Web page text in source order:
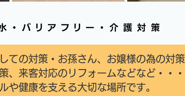
ての対策・お孫さん、お嬢様の為の対策
、来客対応のリフォームなどなど・・・
や健康を支える大切な場所です。